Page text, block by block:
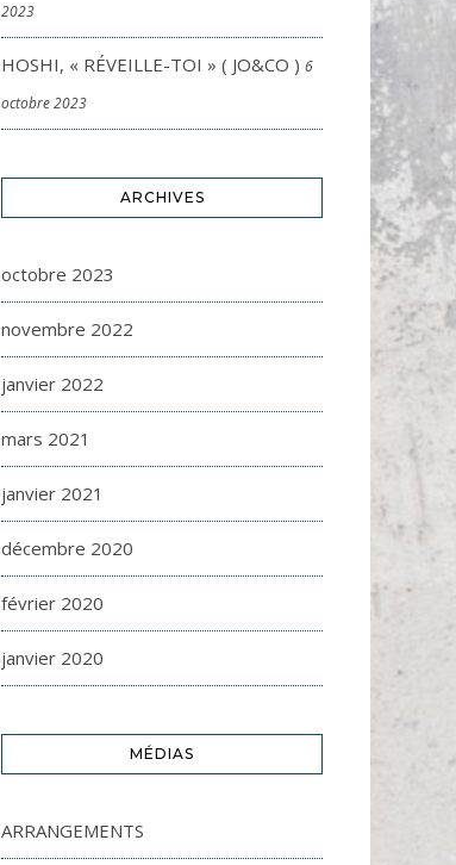
2023
HOSHI, « RÉVEILLE-TOI » ( JO&CO ) 6
octobre 2023
ARCHIVES
octobre 2023
novembre 2022
janvier 2022
mars 2021
janvier 2021
décembre 2020
février 2020
janvier 2020
MÉDIAS
ARRANGEMENTS